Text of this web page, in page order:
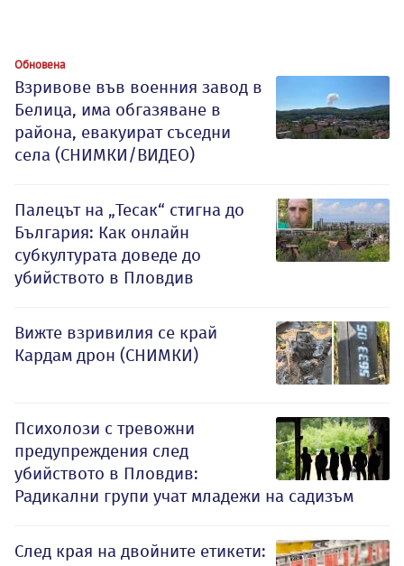
Обновена
Взривове във военния завод в
Белица, има обгазяване в
района, евакуират съседни
села (СНИМКИ/ВИДЕО)
Палецът на „Тесак“ стигна до
България: Как онлайн
субкултурата доведе до
убийството в Пловдив
Вижте взривилия се край
Кардам дрон (СНИМКИ)
Психолози с тревожни
предупреждения след
убийството в Пловдив:
Радикални групи учат младежи на садизъм
След края на двойните етикети: